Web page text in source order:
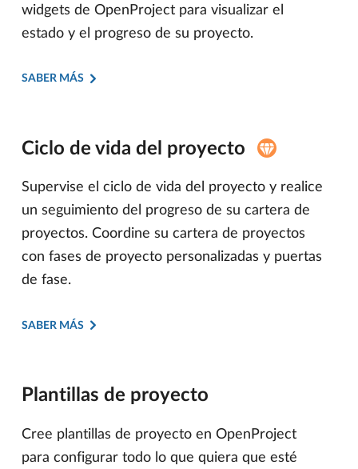
widgets de OpenProject para visualizar el
estado y el progreso de su proyecto.
SABER MÁS
Ciclo de vida del proyecto
Supervise el ciclo de vida del proyecto y realice
un seguimiento del progreso de su cartera de
proyectos. Coordine su cartera de proyectos
con fases de proyecto personalizadas y puertas
de fase.
SABER MÁS
Plantillas de proyecto
Cree plantillas de proyecto en OpenProject
para configurar todo lo que quiera que esté